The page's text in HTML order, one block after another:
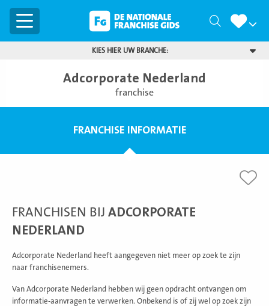
Menu Zoeken
KIES HIER UW BRANCHE:
Adcorporate Nederland
franchise
FRANCHISE INFORMATIE
FRANCHISEN BIJ ADCORPORATE
NEDERLAND
Adcorporate Nederland heeft aangegeven niet meer op zoek te zijn
naar franchisenemers.
Van Adcorporate Nederland hebben wij geen opdracht ontvangen om
informatie-aanvragen te verwerken. Onbekend is of zij wel op zoek zijn